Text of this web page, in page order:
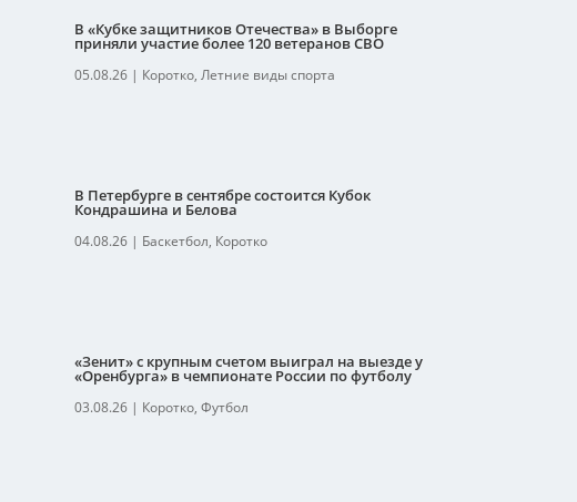
В «Кубке защитников Отечества» в Выборге
приняли участие более 120 ветеранов СВО
05.08.26| Коротко, Летние виды спорта
В Петербурге в сентябре состоится Кубок
Кондрашина и Белова
04.08.26| Баскетбол, Коротко
«Зенит» с крупным счетом выиграл на выезде у
«Оренбурга» в чемпионате России по футболу
03.08.26| Коротко, Футбол